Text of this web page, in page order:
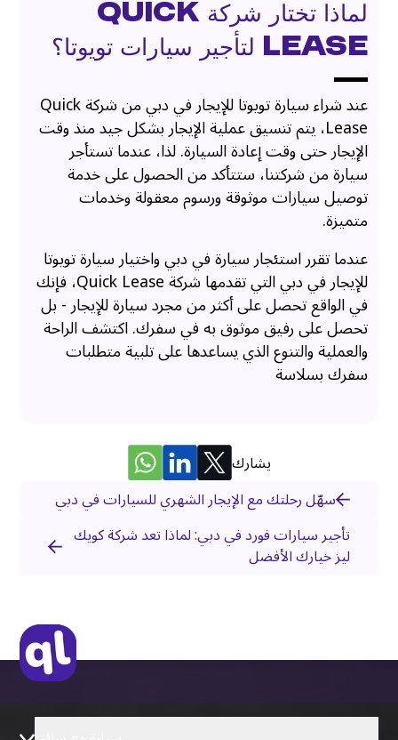
لماذا تختار شركة Quick
Lease لتأجير سيارات تويوتا؟
عند شراء سيارة تويوتا للإيجار في دبي من شركة Quick
Lease، يتم تنسيق عملية الإيجار بشكل جيد منذ وقت
الإيجار حتى وقت إعادة السيارة. لذا، عندما تستأجر
سيارة من شركتنا، ستتأكد من الحصول على خدمة
توصيل سيارات موثوقة ورسوم معقولة وخدمات
متميزة.
عندما تقرر استئجار سيارة في دبي واختيار سيارة تويوتا
للإيجار في دبي التي تقدمها شركة Quick Lease، فإنك
في الواقع تحصل على أكثر من مجرد سيارة للإيجار - بل
تحصل على رفيق موثوق به في سفرك. اكتشف الراحة
والعملية والتنوع الذي يساعدها على تلبية متطلبات
سفرك بسلاسة
يشارك
سهّل رحلتك مع الإيجار الشهري للسيارات في دبي
تأجير سيارات فورد في دبي: لماذا تعد شركة كويك
ليز خيارك الأفضل